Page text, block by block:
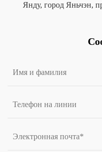
Янду, город Яньчэн,